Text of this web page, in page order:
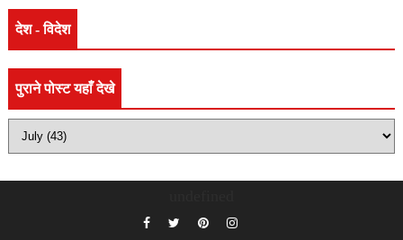
देश - विदेश
पुराने पोस्ट यहाँ देखे